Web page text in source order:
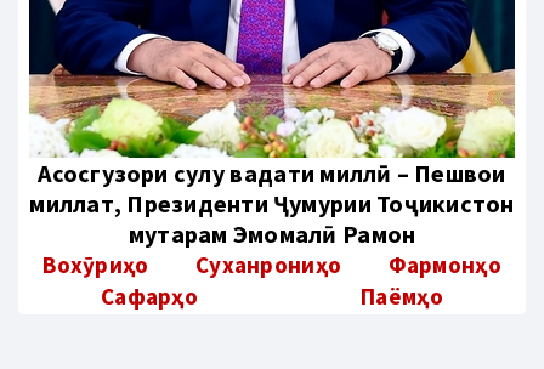
Aсосгузори сулҳу ваҳдати миллӣ – Пешвои
миллат, Президенти Ҷумҳурии Тоҷикистон
муҳтарам Эмомалӣ Раҳмон
Вохӯриҳо Суханрониҳо
Фармонҳо
Сафарҳо
Паёмҳо